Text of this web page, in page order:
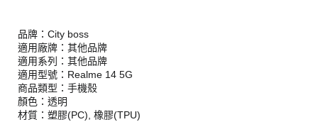
品牌：City boss
適用廠牌：其他品牌
適用系列：其他品牌
適用型號：Realme 14 5G
商品類型：手機殼
顏色：透明
材質：塑膠(PC), 橡膠(TPU)